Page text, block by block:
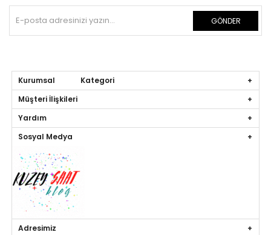
GÖNDER
Kurumsal Kategori
Müşteri İlişkileri
Yardım
Sosyal Medya
Adresimiz